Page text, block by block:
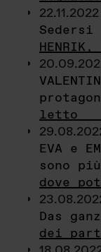
Sedersi
HENRIK,
letto
EVA e
sono
dove
Das
dei